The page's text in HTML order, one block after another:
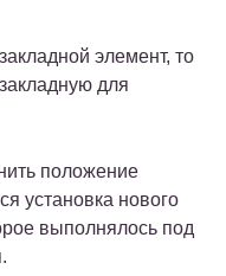
элемент, то
для
положение
установка нового
выполнялось под